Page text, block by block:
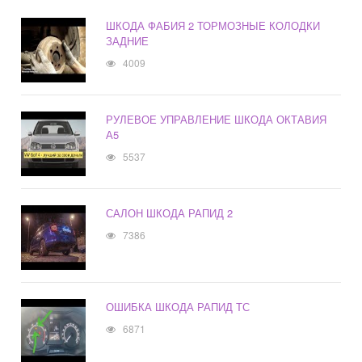
ШКОДА ФАБИЯ 2 ТОРМОЗНЫЕ КОЛОДКИ
ЗАДНИЕ
4009
РУЛЕВОЕ УПРАВЛЕНИЕ ШКОДА ОКТАВИЯ
А5
5537
САЛОН ШКОДА РАПИД 2
7386
ОШИБКА ШКОДА РАПИД ТС
6871